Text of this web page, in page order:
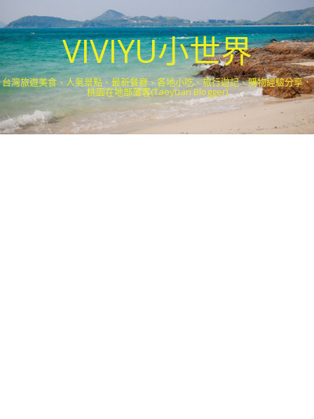
VIVIYU小世界
台灣旅遊美食、人氣景點、最新餐廳、各地小吃、旅行遊記、購物經驗分享．
桃園在地部落客(Taoyuan Blogger)